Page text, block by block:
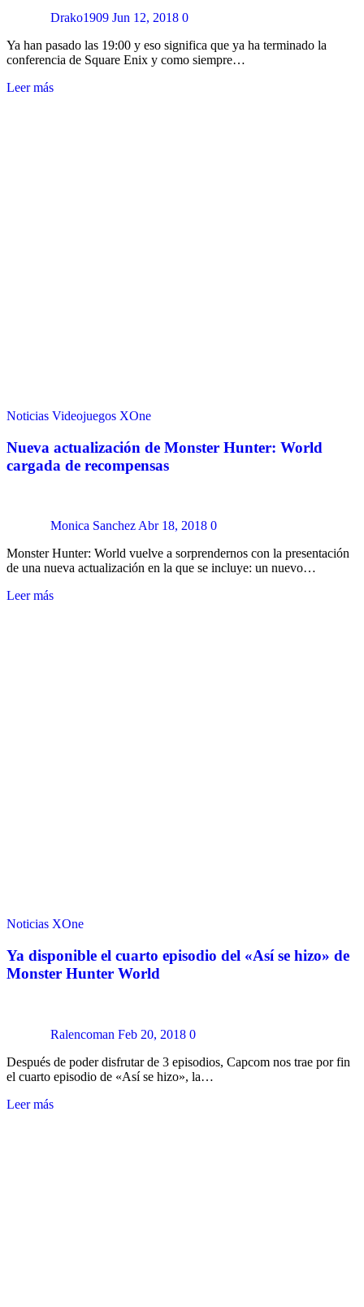
Drako1909 Jun 12, 2018 0
Ya han pasado las 19:00 y eso significa que ya ha terminado la
conferencia de Square Enix y como siempre…
Leer más
Noticias Videojuegos XOne
Nueva actualización de Monster Hunter: World
cargada de recompensas
Monica SanchezAbr 18, 2018 0
Monster Hunter: World vuelve a sorprendernos con la presentación
de una nueva actualización en la que se incluye: un nuevo…
Leer más
Noticias XOne
Ya disponible el cuarto episodio del «Así se hizo» de
Monster Hunter World
Ralencoman Feb 20, 2018 0
Después de poder disfrutar de 3 episodios, Capcom nos trae por fin
el cuarto episodio de «Así se hizo», la…
Leer más